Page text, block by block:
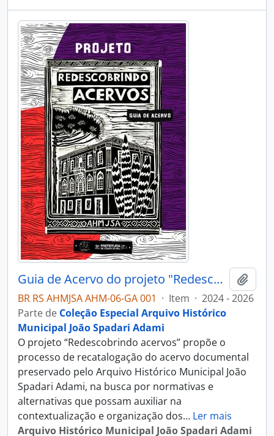
Guia de Acervo do projeto "Redescobrindo acervos"
BR RS AHMJSA AHM-06-GA 001 · Item · 2024 - 2026
Parte de Coleção Especial Arquivo Histórico
Municipal João Spadari Adami
O projeto “Redescobrindo acervos” propõe o
processo de recatalogação do acervo documental
preservado pelo Arquivo Histórico Municipal João
Spadari Adami, na busca por normativas e
alternativas que possam auxiliar na
contextualização e organização dos… Ler mais
Arquivo Histórico Municipal João Spadari Adami